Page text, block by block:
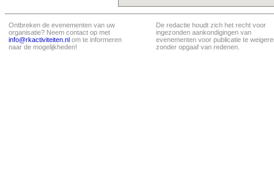
Ontbreken de evenementen van uw
organisatie? Neem contact op met
info@rkactiviteiten.nl om te informeren
naar de mogelijkheden!
De redactie houdt zich het recht voor
ingezonden aankondigingen van
evenementen voor publicatie te
zonder opgaaf van redenen.